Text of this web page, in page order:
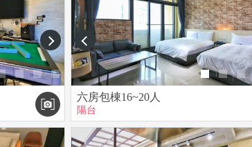
next prev
六房包棟16~20人
陽台